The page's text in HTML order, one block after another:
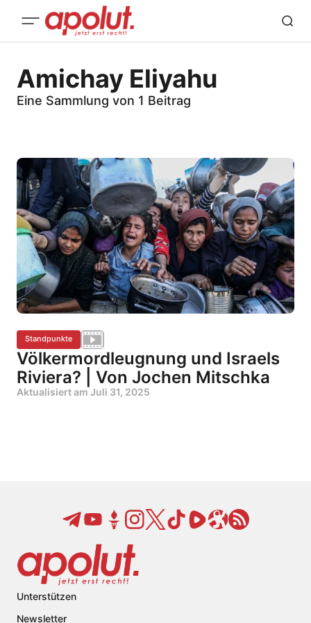
Amichay Eliyahu
Eine Sammlung von 1 Beitrag
Standpunkte
Völkermordleugnung und Israels
Riviera? | Von Jochen Mitschka
Aktualisiert am Juli 31, 2025
Unterstützen
Newsletter